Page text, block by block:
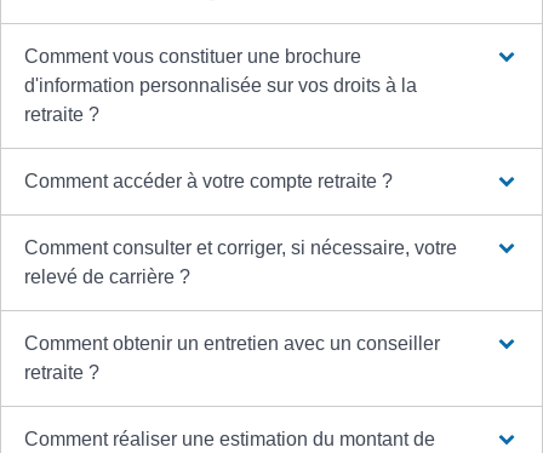
Comment vous constituer une brochure
d'information personnalisée sur vos droits à la
retraite ?
Comment accéder à votre compte retraite ?
Comment consulter et corriger, si nécessaire, votre
relevé de carrière ?
Comment obtenir un entretien avec un conseiller
retraite ?
Comment réaliser une estimation du montant de